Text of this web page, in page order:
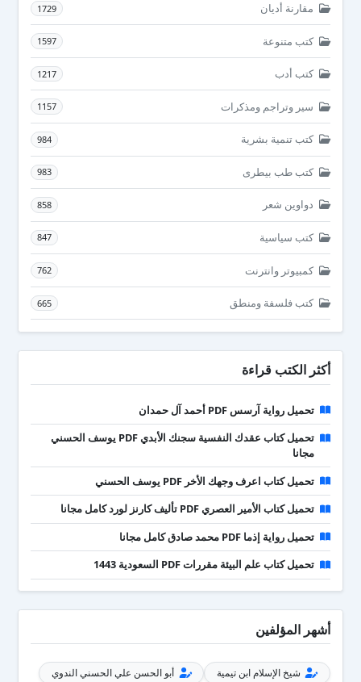
مقارنة أديان 1729
كتب متنوعة 1597
كتب أدب 1217
سير وتراجم ومذكرات 1157
كتب تنمية بشرية 984
كتب طب بيطرى 983
دواوين شعر 858
كتب سياسية 847
كمبيوتر وانترنت 762
كتب فلسفة ومنطق 665
أكثر الكتب قراءة
تحميل رواية آرسس PDF أحمد آل حمدان
تحميل كتاب عقدك النفسية سجنك الأبدي PDF يوسف الحسني
مجانا
تحميل كتاب اعرف وجهك الأخر PDF يوسف الحسني
تحميل كتاب الأمير العصري PDF تأليف كارنز لورد كامل مجانا
تحميل رواية إذما PDF محمد صادق كامل مجانا
تحميل كتاب علم البيئة مقررات PDF السعودية 1443
أشهر المؤلفين
شيخ الإسلام ابن تيمية
أبو الحسن علي الحسني الندوي